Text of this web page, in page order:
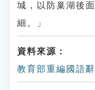
城，以防巢湖後
細。」
資料來源：
教育部重編國語